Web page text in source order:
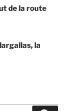
de la route
la